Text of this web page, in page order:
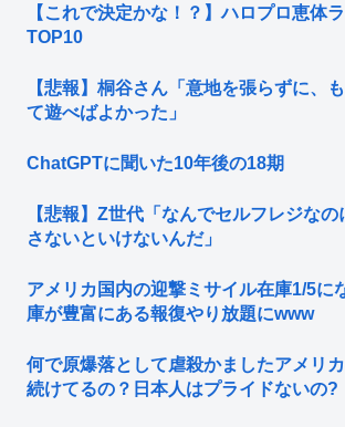
【これで決定かな！？】ハロプロ恵体
TOP10
【悲報】桐谷さん「意地を張らずに、
て遊べばよかった」
ChatGPTに聞いた10年後の18期
【悲報】Z世代「なんでセルフレジな
さないといけないんだ」
アメリカ国内の迎撃ミサイル在庫1/5に
庫が豊富にある報復やり放題にwww
何で原爆落として虐殺かましたアメリ
続けてるの？日本人はプライドないの?